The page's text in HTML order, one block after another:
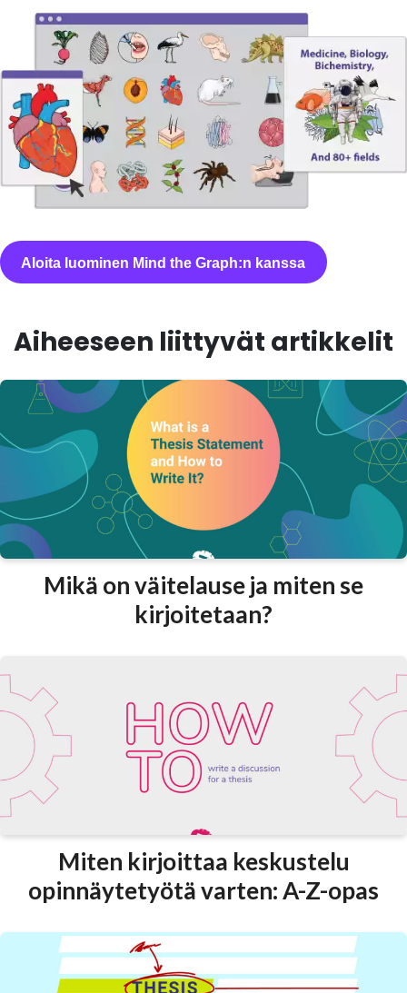
Aloita luominen Mind the Graph:n kanssa
Aiheeseen liittyvät artikkelit
Mikä on väitelause ja miten se
kirjoitetaan?
Miten kirjoittaa keskustelu
opinnäytetyötä varten: A-Z-opas